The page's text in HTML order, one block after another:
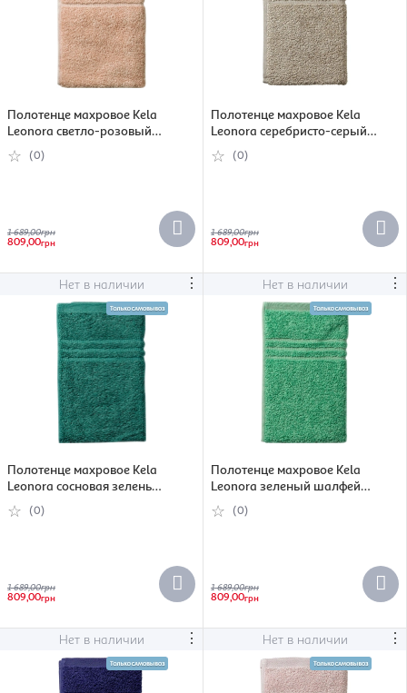
Полотенце махровое Kela
Leonora светло-розовый
70х140 см (26310)
(0)
1 689,00грн
809,00грн
Полотенце махровое Kela
Leonora серебристо-серый
70х140 см (26318)
(0)
1 689,00грн
809,00грн
Нет в наличии ⋮
Полотенце махровое Kela
Leonora сосновая зелень
70х140 см (26325)
(0)
1 689,00грн
809,00грн
Нет в наличии ⋮
Полотенце махровое Kela
Leonora зеленый шалфей
70х140 см (26321)
(0)
1 689,00грн
809,00грн
Нет в наличии ⋮ Нет в наличии ⋮